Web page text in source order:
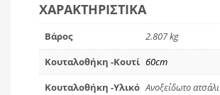
ΧΑΡΑΚΤΗΡΙΣΤΙΚΆ
Βάρος
2.807 kg
Κουταλοθήκη -Κουτί 60cm
Κουταλοθήκη -Υλικό Ανοξείδωτο ατσάλι